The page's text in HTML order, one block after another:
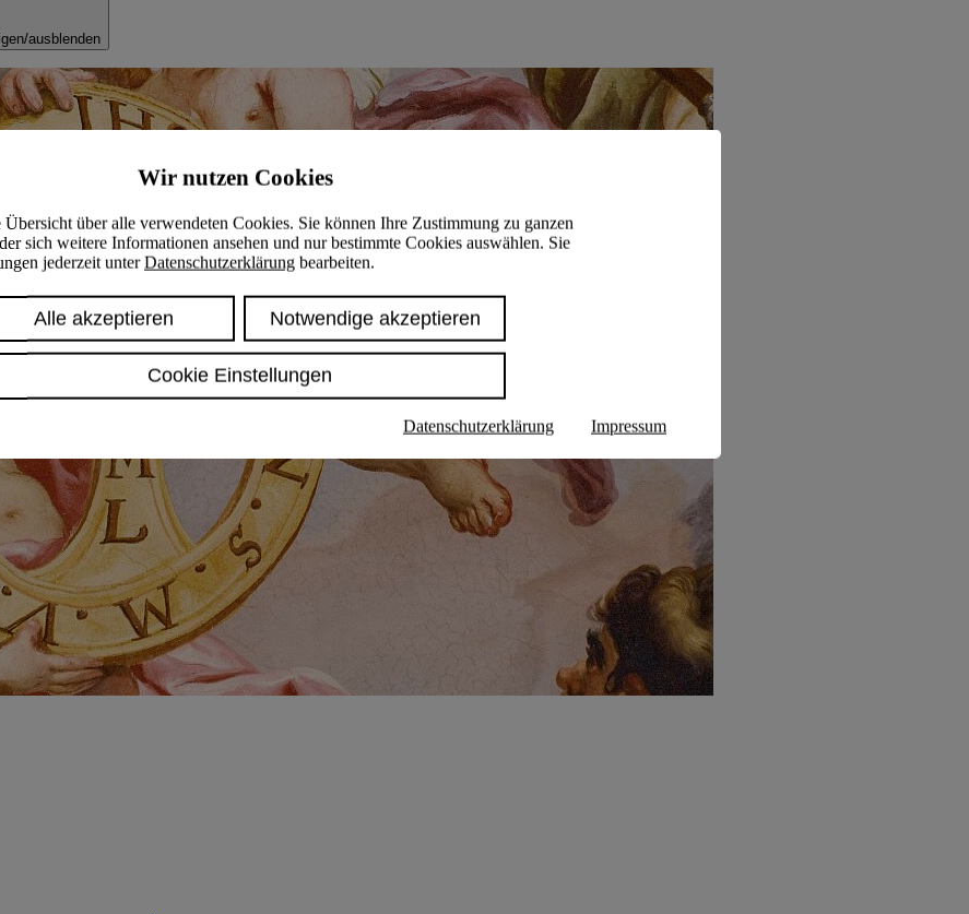
Wir nutzen Cookies
über alle verwendeten Cookies. Sie können Ihre Zustimmung zu ganzen
sich weitere Informationen ansehen und nur bestimmte Cookies auswählen. Sie
jederzeit unterDatenschutzerklärung bearbeiten.
Alle akzeptieren Notwendige akzeptieren
Cookie Einstellungen
Datenschutzerklärung Impressum
ausblenden